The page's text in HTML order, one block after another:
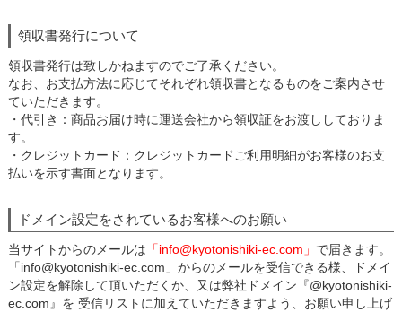
領収書発行について
領収書発行は致しかねますのでご了承ください。
なお、お支払方法に応じてそれぞれ領収書となるものをご案内させ
ていただきます。
・代引き：商品お届け時に運送会社から領収証をお渡ししておりま
す。
・クレジットカード：クレジットカードご利用明細がお客様のお支
払いを示す書面となります。
ドメイン設定をされているお客様へのお願い
当サイトからのメールは 「info@kyotonishiki-ec.com」 で届きます。
「info@kyotonishiki-ec.com」からのメールを受信できる様、ドメイ
ン設定を解除して頂いただくか、又は弊社ドメイン『@kyotonishiki-
ec.com』を 受信リストに加えていただきますよう、お願い申し上げ